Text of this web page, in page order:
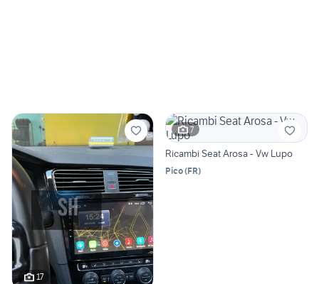
17
7
Ricambi Seat Arosa - Vw Lupo
Pico(FR)